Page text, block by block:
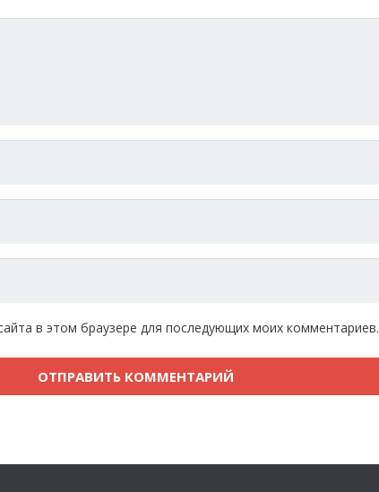
в этом браузере для последующих моих комментариев.